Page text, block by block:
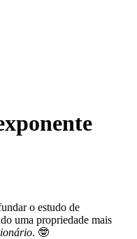
o estudo de
uma propriedade mais
. 🤓